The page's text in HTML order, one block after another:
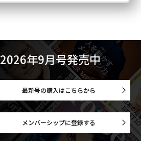
2026年9月号発売中
最新号の購入はこちらから
メンバーシップに登録する